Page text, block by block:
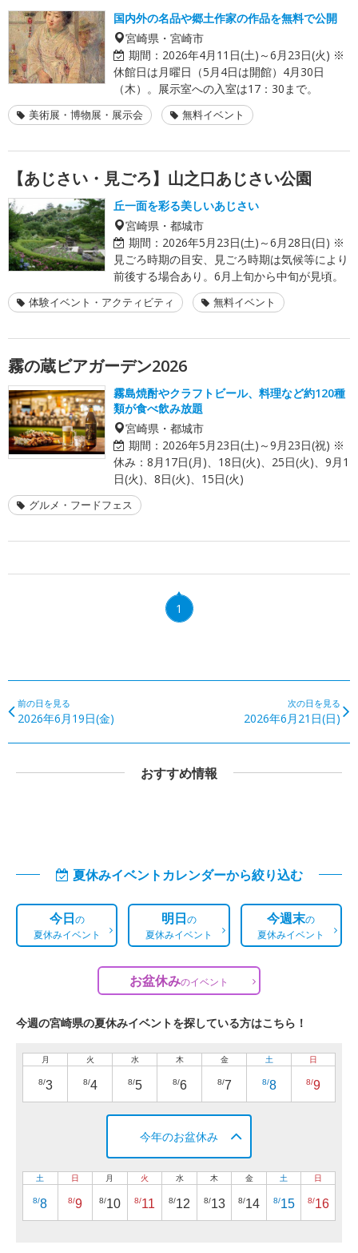
国内外の名品や郷土作家の作品を無料で公開
宮崎県・宮崎市
期間： 2026年4月11日(土)～6月23日(火) ※
休館日は月曜日（5月4日は開館）4月30日
（木）。展示室への入室は17：30まで。
美術展・博物展・展示会 無料イベント
【あじさい・見ごろ】山之口あじさい公園
丘一面を彩る美しいあじさい
宮崎県・都城市
期間： 2026年5月23日(土)～6月28日(日) ※
見ごろ時期の目安、見ごろ時期は気候等により
前後する場合あり。6月上旬から中旬が見頃。
体験イベント・アクティビティ 無料イベント
霧の蔵ビアガーデン2026
霧島焼酎やクラフトビール、料理など約120種
類が食べ飲み放題
宮崎県・都城市
期間： 2026年5月23日(土)～9月23日(祝) ※
休み：8月17日(月)、18日(火)、25日(火)、9月1
日(火)、8日(火)、15日(火)
グルメ・フードフェス
1
前の日を見る
2026年6月19日(金)
次の日を見る
2026年6月21日(日)
おすすめ情報
夏休みイベントカレンダーから絞り込む
今日の
夏休みイベント
明日の
夏休みイベント
今週末の
夏休みイベント
お盆休みのイベント
今週の宮崎県の夏休みイベントを探している方はこちら！
月
8/3
火
8/4
水
8/5
木
8/6
金
8/7
土
8/8
日
8/9
今年のお盆休み
土
8/8
日
8/9
月
8/10
火
8/11
水
8/12
木
8/13
金
8/14
土
8/15
日
8/16